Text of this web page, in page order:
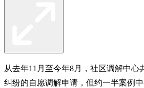
从去年11月至今年8月，社区调解中心
纠纷的自愿调解申请，但约一半案例